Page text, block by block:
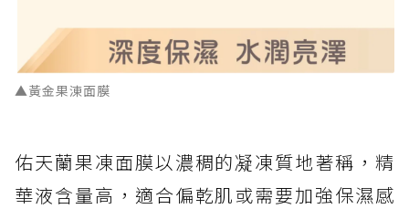
▲黃金果涷面膜
佑天蘭果凍面膜以濃稠的凝凍質地著稱，精
華液含量高，適合偏乾肌或需要加強保濕感